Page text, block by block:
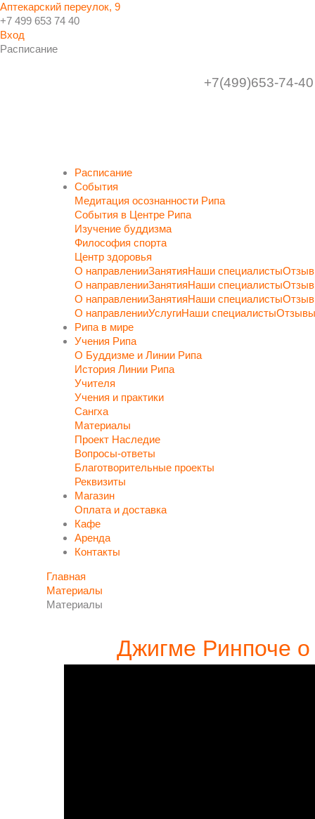
Аптекарский переулок, 9
+7 499 653 74 40
Вход
Расписание
+7(499)653-74-40
Расписание
События
Медитация осознанности Рипа
События в Центре Рипа
Изучение буддизма
Философия спорта
Центр здоровья
О направленииЗанятияНаши специалисты
О направленииЗанятияНаши специалисты
О направленииЗанятияНаши специалисты
О направленииУслугиНаши специалистыОтзывы
Рипа в мире
Учения Рипа
О Буддизме и Линии Рипа
История Линии Рипа
Учителя
Учения и практики
Сангха
Материалы
Проект Наследие
Вопросы-ответы
Благотворительные проекты
Реквизиты
Магазин
Оплата и доставка
Кафе
Аренда
Контакты
Главная
Материалы
Материалы
Джигме Ринпоче